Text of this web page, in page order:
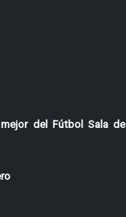
del Fútbol Sala de